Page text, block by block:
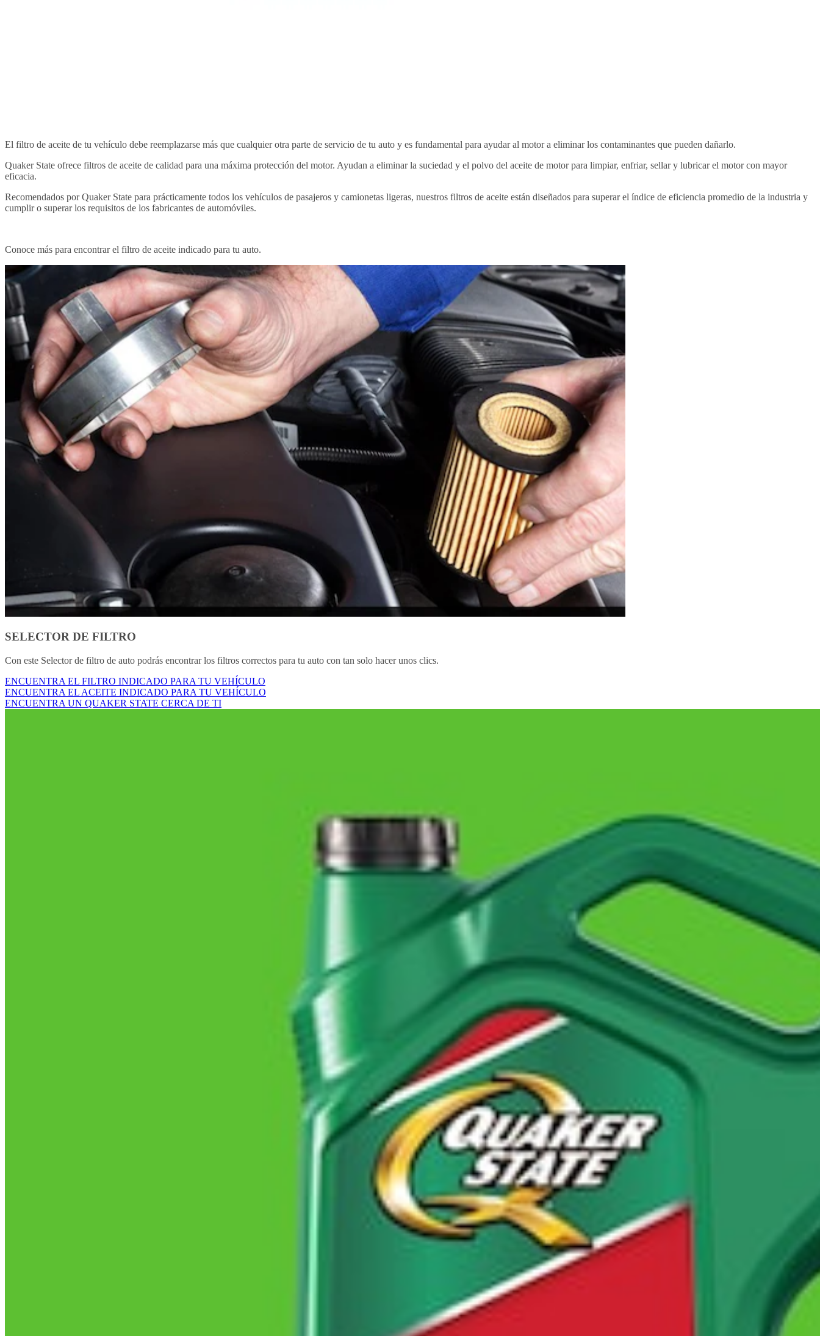
El filtro de aceite de tu vehículo debe reemplazarse más que cualquier otra parte de servicio de tu auto y es fundamental para ayudar al motor a eliminar los contaminantes que pueden dañarlo.
Quaker State ofrece filtros de aceite de calidad para una máxima protección del motor. Ayudan a eliminar la suciedad y el polvo del aceite de motor para limpiar, enfriar, sellar y lubricar el motor con mayor
eficacia.
Recomendados por Quaker State para prácticamente todos los vehículos de pasajeros y camionetas ligeras, nuestros filtros de aceite están diseñados para superar el índice de eficiencia promedio de la industria y
cumplir o superar los requisitos de los fabricantes de automóviles.
Conoce más para encontrar el filtro de aceite indicado para tu auto.
SELECTOR DE FILTRO
Con este Selector de filtro de auto podrás encontrar los filtros correctos para tu auto con tan solo hacer unos clics.
ENCUENTRA EL FILTRO INDICADO PARA TU VEHÍCULO
ENCUENTRA EL ACEITE INDICADO PARA TU VEHÍCULO
ENCUENTRA UN QUAKER STATE CERCA DE TI